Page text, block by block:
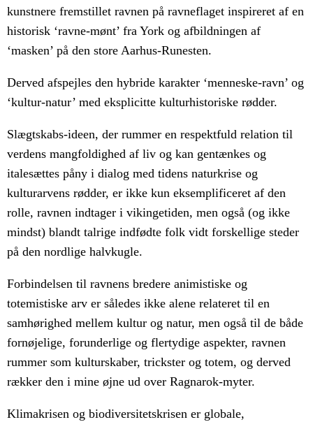
kunstnere fremstillet ravnen på ravneflaget inspireret af en
historisk ‘ravne-mønt’ fra York og afbildningen af
‘masken’ på den store Aarhus-Runesten.
Derved afspejles den hybride karakter ‘menneske-ravn’ og
‘kultur-natur’ med eksplicitte kulturhistoriske rødder.
Slægtskabs-ideen, der rummer en respektfuld relation til
verdens mangfoldighed af liv og kan gentænkes og
italesættes påny i dialog med tidens naturkrise og
kulturarvens rødder, er ikke kun eksemplificeret af den
rolle, ravnen indtager i vikingetiden, men også (og ikke
mindst) blandt talrige indfødte folk vidt forskellige steder
på den nordlige halvkugle.
Forbindelsen til ravnens bredere animistiske og
totemistiske arv er således ikke alene relateret til en
samhørighed mellem kultur og natur, men også til de både
fornøjelige, forunderlige og flertydige aspekter, ravnen
rummer som kulturskaber, trickster og totem, og derved
rækker den i mine øjne ud over Ragnarok-myter.
Klimakrisen og biodiversitetskrisen er globale,